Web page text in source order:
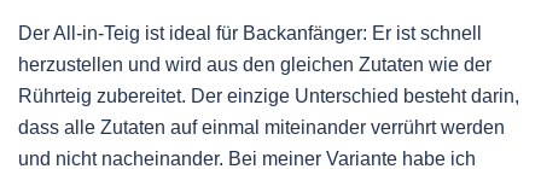
Der All-in-Teig ist ideal für Backanfänger: Er ist schnell
herzustellen und wird aus den gleichen Zutaten wie der
Rührteig zubereitet. Der einzige Unterschied besteht darin,
dass alle Zutaten auf einmal miteinander verrührt werden
und nicht nacheinander. Bei meiner Variante habe ich